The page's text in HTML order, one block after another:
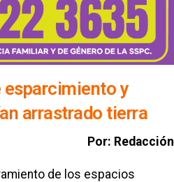
y
arrastrado tierra
Por: Redacción
de los espacios